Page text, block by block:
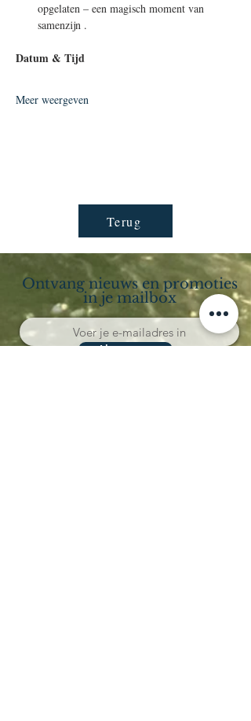
opgelaten – een magisch moment van
samenzijn .
Datum & Tijd
Meer weergeven
Terug
Ontvang nieuws en promoties
in je mailbox
Abonneren